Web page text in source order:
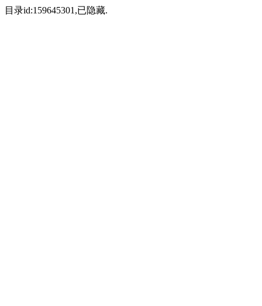
目录id:159645301,已隐藏.